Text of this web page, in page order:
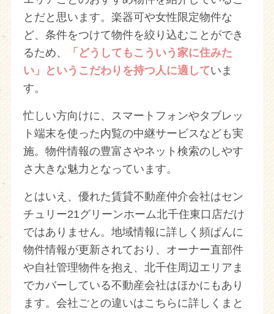
とだと思います。楽器可や女性限定物件な
ど、条件をつけて物件を絞り込むことができ
るため、
「どうしてもこういう家に住みた
い」というこだわりを持つ人に適していま
す。
忙しい方向けに、スマートフォンやタブレッ
ト端末を使った内覧の中継サービスなども実
施。物件情報の豊富さやネット検索のしやす
さ大きな魅力となっています。
とはいえ、優れた賃貸不動産仲介会社はセン
チュリー21グリーンホーム北千住東口店だけ
ではありません。地域情報に詳しく頻ぱんに
物件情報が更新されており、オーナー直部件
や自社管理物件を抱え、北千住周辺エリアま
でカバーしている不動産会社はほかにもあり
ます。会社ごとの違いはこちらに詳しくまと